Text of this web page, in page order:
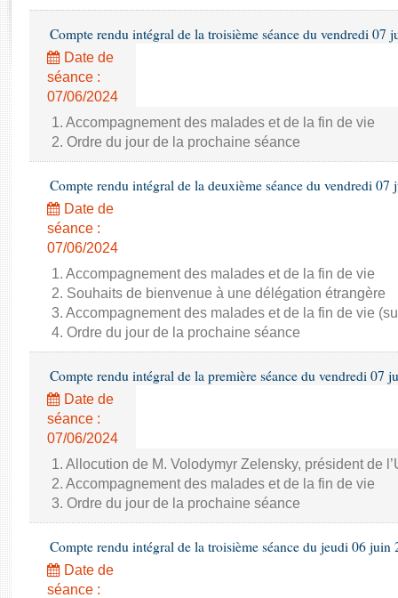
Baromètre de l’application des lois
Dossiers législatifs
Budget et sécurité sociale
Questions écrites et orales
Comptes rendus des débats
Compte rendu intégral de la troisième séance du vendredi 07
Date de
séance :
07/06/2024
1. Accompagnement des malades et de la fin de vie
2. Ordre du jour de la prochaine séance
Compte rendu intégral de la deuxième séance du vendredi 07
Date de
séance :
07/06/2024
1. Accompagnement des malades et de la fin de vie
2. Souhaits de bienvenue à une délégation étrangère
3. Accompagnement des malades et de la fin de vie
4. Ordre du jour de la prochaine séance
Compte rendu intégral de la première séance du vendredi 07
Date de
séance :
07/06/2024
1. Allocution de M. Volodymyr Zelensky, président de
2. Accompagnement des malades et de la fin de vie
3. Ordre du jour de la prochaine séance
Compte rendu intégral de la troisième séance du jeudi 06 juin
Date de
séance :